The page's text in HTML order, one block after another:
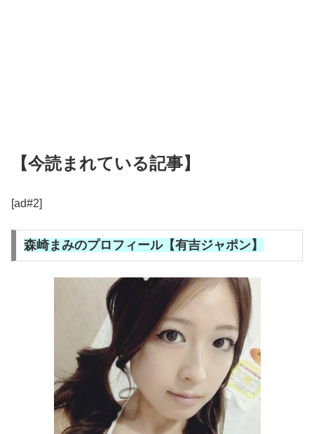
【今読まれている記事】
[ad#2]
森崎まみのプロフィール【有吉ジャポン】